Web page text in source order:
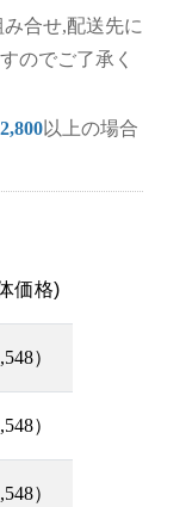
合せ,配送先に
のでご了承く
以上の場合
価格)
）
）
）